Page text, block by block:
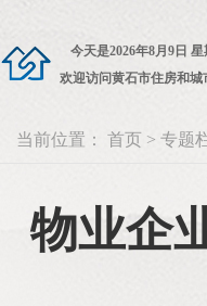
今天是2026年8月9日 星
欢迎访问黄石市住房和城
当前位置： 首页 > 专题
物业企